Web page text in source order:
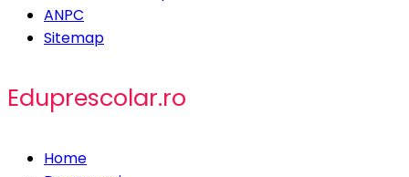
ANPC
Sitemap
Eduprescolar.ro
Home